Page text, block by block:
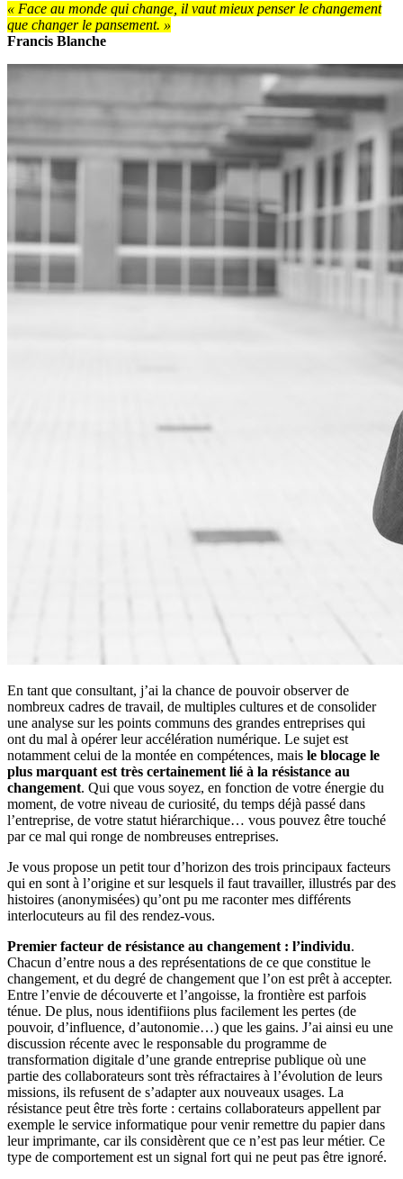
« Face au monde qui change, il vaut mieux penser le changement
que changer le pansement. »
Francis Blanche
En tant que consultant, j’ai la chance de pouvoir observer de
nombreux cadres de travail, de multiples cultures et de consolider
une analyse sur les points communs des grandes entreprises qui
ont du mal à opérer leur accélération numérique. Le sujet est
notamment celui de la montée en compétences, mais le blocage le
plus marquant est très certainement lié à la résistance au
changement. Qui que vous soyez, en fonction de votre énergie du
moment, de votre niveau de curiosité, du temps déjà passé dans
l’entreprise, de votre statut hiérarchique… vous pouvez être touché
par ce mal qui ronge de nombreuses entreprises.
Je vous propose un petit tour d’horizon des trois principaux facteurs
qui en sont à l’origine et sur lesquels il faut travailler, illustrés par des
histoires (anonymisées) qu’ont pu me raconter mes différents
interlocuteurs au fil des rendez-vous.
Premier facteur de résistance au changement : l’individu.
Chacun d’entre nous a des représentations de ce que constitue le
changement, et du degré de changement que l’on est prêt à accepter.
Entre l’envie de découverte et l’angoisse, la frontière est parfois
ténue. De plus, nous identifiions plus facilement les pertes (de
pouvoir, d’influence, d’autonomie…) que les gains. J’ai ainsi eu une
discussion récente avec le responsable du programme de
transformation digitale d’une grande entreprise publique où une
partie des collaborateurs sont très réfractaires à l’évolution de leurs
missions, ils refusent de s’adapter aux nouveaux usages. La
résistance peut être très forte : certains collaborateurs appellent par
exemple le service informatique pour venir remettre du papier dans
leur imprimante, car ils considèrent que ce n’est pas leur métier. Ce
type de comportement est un signal fort qui ne peut pas être ignoré.